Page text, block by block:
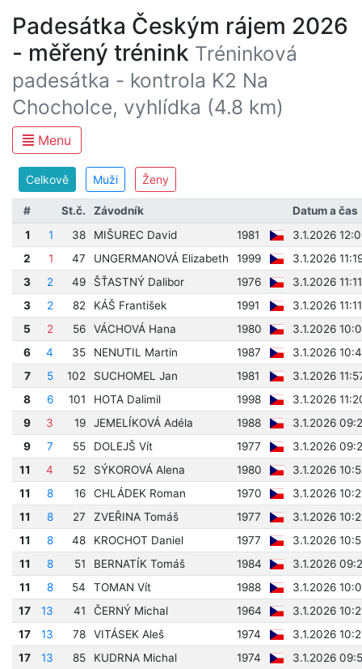
Padesátka Českým rájem 2026
- měřený trénink Tréninková
padesátka - kontrola K2 Na
Chocholce, vyhlídka (4.8 km)
Menu
Celkově Muži Ženy
# St.č. Závodník
Datum a čas
1
1 38 MIŠUREC David 1981
3.1.2026
2
1 47 UNGERMANOVÁ Elizabeth 1999
3.1.2026
3
2 49 ŠŤASTNÝ Dalibor 1976
3.1.2026
3
2 82 KÁŠ František 1991
3.1.2026
5
2 56 VÁCHOVÁ Hana 1980
3.1.2026
6
4 35 NENUTIL Martin 1987
3.1.2026
7
5 102 SUCHOMEL Jan 1981
3.1.2026
8
6 101 HOTA Dalimil 1998
3.1.2026
9
3 19 JEMELÍKOVÁ Adéla 1988
3.1.2026
9
7 55 DOLEJŠ Vít 1977
3.1.2026
11
4 52 SÝKOROVÁ Alena 1980
3.1.2026
11
8 16 CHLÁDEK Roman 1970
3.1.2026
11
8 27 ZVEŘINA Tomáš 1977
3.1.2026
11
8 48 KROCHOT Daniel 1977
3.1.2026
11
8 51 BERNATÍK Tomáš 1984
3.1.2026
11
8 54 TOMAN Vít 1988
3.1.2026
17
13 41 ČERNÝ Michal 1964
3.1.2026
17
13 78 VITÁSEK Aleš 1974
3.1.2026
17
13 85 KUDRNA Michal 1974
3.1.2026